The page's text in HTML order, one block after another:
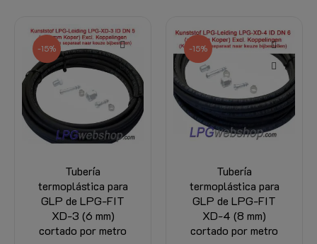
-15%
Tubería
termoplástica para
GLP de LPG-FIT
XD-4 (8 mm)
cortado por metro
Tubo de cobre para
GLP de 6 mm con
revestimiento de
plástico - Rollo de 6
metros